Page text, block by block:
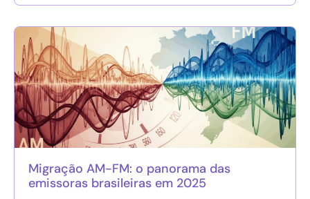
Migração AM-FM: o panorama das
emissoras brasileiras em 2025